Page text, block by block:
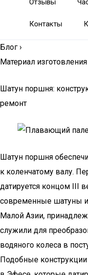
Отзывы
Контакты
Блог ›
Материал
Шатун поршня:
ремонт
Шатун поршня
к коленчатому валу.
датируется концом III
современные шатуны
Малой Азии,
служили для
водяного колеса в
Подобные